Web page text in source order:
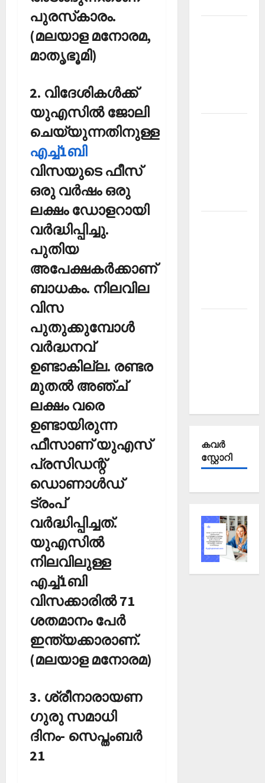
പുരസ്‌കാരം.
(മലയാള മനോരമ,
മാതൃഭൂമി)
2. വിദേശികള്‍ക്ക്
യുഎസില്‍ ജോലി
ചെയ്യുന്നതിനുള്ള
എച്ച്1ബി
വിസയുടെ ഫീസ്
ഒരു വര്‍ഷം ഒരു
ലക്ഷം ഡോളറായി
വര്‍ദ്ധിപ്പിച്ചു.
പുതിയ
അപേക്ഷകര്‍ക്കാണ്
ബാധകം. നിലവില
വിസ
പുതുക്കുമ്പോള്‍
വര്‍ദ്ധനവ്
ഉണ്ടാകില്ല. രണ്ടര
മുതല്‍ അഞ്ച്
ലക്ഷം വരെ
ഉണ്ടായിരുന്ന
ഫീസാണ് യുഎസ്
പ്രസിഡന്റ്
ഡൊണാള്‍ഡ്
ട്രംപ്
വര്‍ദ്ധിപ്പിച്ചത്.
യുഎസില്‍
നിലവിലുള്ള
എച്ച്1ബി
വിസക്കാരില്‍ 71
ശതമാനം പേര്‍
ഇന്ത്യക്കാരാണ്.
(മലയാള മനോരമ)
3. ശ്രീനാരായണ
ഗുരു സമാധി
ദിനം- സെപ്തംബര്‍
21
കവര്‍
സ്റ്റോറി